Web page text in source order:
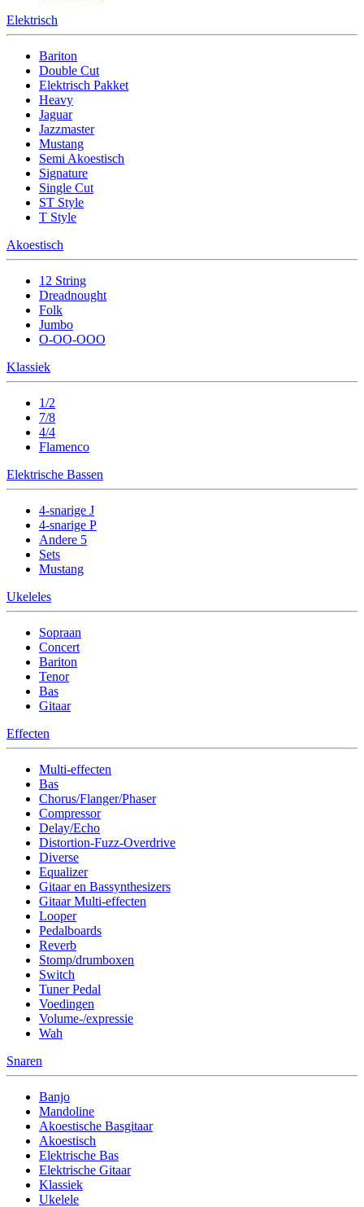
Elektrisch
Bariton
Double Cut
Elektrisch Pakket
Heavy
Jaguar
Jazzmaster
Mustang
Semi Akoestisch
Signature
Single Cut
ST Style
T Style
Akoestisch
12 String
Dreadnought
Folk
Jumbo
O-OO-OOO
Klassiek
1/2
7/8
4/4
Flamenco
Elektrische Bassen
4-snarige J
4-snarige P
Andere 5
Sets
Mustang
Ukeleles
Sopraan
Concert
Bariton
Tenor
Bas
Gitaar
Effecten
Multi-effecten
Bas
Chorus/Flanger/Phaser
Compressor
Delay/Echo
Distortion-Fuzz-Overdrive
Diverse
Equalizer
Gitaar en Bassynthesizers
Gitaar Multi-effecten
Looper
Pedalboards
Reverb
Stomp/drumboxen
Switch
Tuner Pedal
Voedingen
Volume-/expressie
Wah
Snaren
Banjo
Mandoline
Akoestische Basgitaar
Akoestisch
Elektrische Bas
Elektrische Gitaar
Klassiek
Ukelele